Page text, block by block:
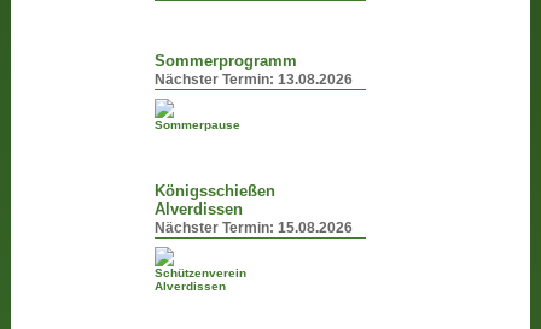
Sommerprogramm
Nächster Termin:13.08.2026
Königsschießen
Alverdissen
Nächster Termin:15.08.2026